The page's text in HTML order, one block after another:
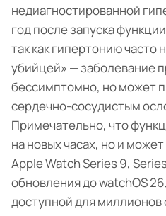
недиагностированной
год после запуска
так как гипертонию часто
убийцей» — заболевание
бессимптомно, но может
сердечно-сосудистым
Примечательно, что
на новых часах, но и
Apple Watch Series 9,
обновления до watchOS
доступной для